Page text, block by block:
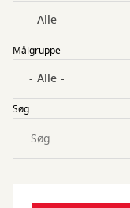
Målgruppe
Søg